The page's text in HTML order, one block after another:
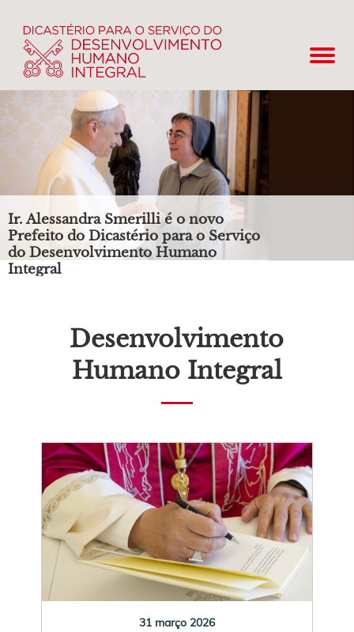
Ir. Alessandra Smerilli é o novo
Prefeito do Dicastério para o Serviço
do Desenvolvimento Humano
Integral
Desenvolvimento
Humano Integral
31 março 2026